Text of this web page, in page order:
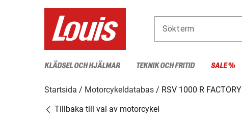
Sökterm
KLÄDSEL OCH HJÄLMAR TEKNIK OCH FRITID SALE %
Startsida Motorcykeldatabas
RSV 1000 R FACTORY
Tillbaka till val av motorcykel